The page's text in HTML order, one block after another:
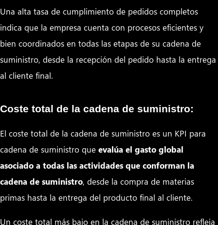
Una alta tasa de cumplimiento de pedidos completos
indica que la empresa cuenta con procesos eficientes y
bien coordinados en todas las etapas de su cadena de
suministro, desde la recepción del pedido hasta la entrega
al cliente final.
Coste total de la cadena de suministro:
El coste total de la cadena de suministro es un KPI para
cadena de suministro que evalúa el gasto global
asociado a todas las actividades que conforman la
cadena de suministro, desde la compra de materias
primas hasta la entrega del producto final al cliente.
Un coste total más bajo en la cadena de suministro refleja